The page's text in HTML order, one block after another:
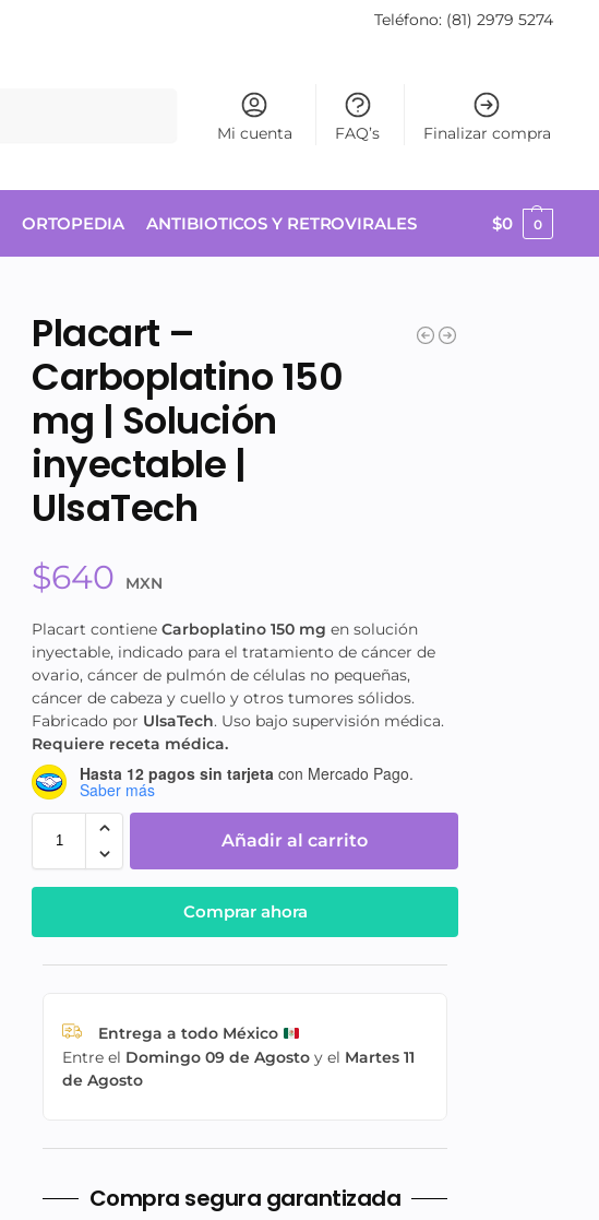
Teléfono: (81) 2979 5274
Mi cuenta FAQ’s Finalizar compra
ORTOPEDIA ANTIBIOTICOS Y RETROVIRALES $0 0
Placart –
Carboplatino 150
mg | Solución
inyectable |
UlsaTech
$640 MXN
Placart contieneCarboplatino 150 mg en solución
inyectable, indicado para el tratamiento de cáncer de
ovario, cáncer de pulmón de células no pequeñas,
cáncer de cabeza y cuello y otros tumores sólidos.
Fabricado por UlsaTech. Uso bajo supervisión médica.
Requiere receta médica.
Hasta 12 pagos sin tarjeta con Mercado Pago.
Saber más
Añadir al carrito
Comprar ahora
Entrega a todo México
Entre el Domingo 09 de Agosto y el Martes 11
de Agosto
Compra segura garantizada